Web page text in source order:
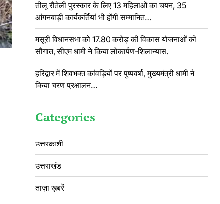
तीलू रौतेली पुरस्कार के लिए 13 महिलाओं का चयन, 35
आंगनबाड़ी कार्यकर्तियां भी होंगी सम्मानित…
मसूरी विधानसभा को 17.80 करोड़ की विकास योजनाओं की
सौगात, सीएम धामी ने किया लोकार्पण-शिलान्यास.
हरिद्वार में शिवभक्त कांवड़ियों पर पुष्पवर्षा, मुख्यमंत्री धामी ने
किया चरण प्रक्षालन…
Categories
उत्तरकाशी
उत्तराखंड
ताज़ा ख़बरें